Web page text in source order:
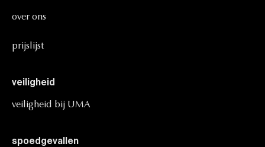
over ons
prijslijst
veiligheid
veiligheid bij UMA
spoedgevallen